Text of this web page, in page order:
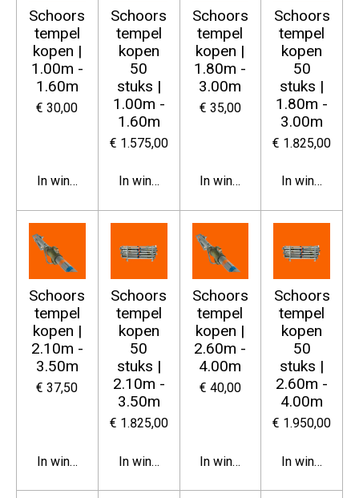
Schoors
tempel
kopen |
1.00m -
1.60m
€ 30,00
In winkelwagen
Schoors
tempel
kopen
50
stuks |
1.00m -
1.60m
€ 1.575,00
In winkelwagen
Schoors
tempel
kopen |
1.80m -
3.00m
€ 35,00
In winkelwagen
Schoors
tempel
kopen
50
stuks |
1.80m -
3.00m
€ 1.825,00
In
Schoors
tempel
kopen |
2.10m -
3.50m
€ 37,50
In winkelwagen
Schoors
tempel
kopen
50
stuks |
2.10m -
3.50m
€ 1.825,00
In winkelwagen
Schoors
tempel
kopen |
2.60m -
4.00m
€ 40,00
In winkelwagen
Schoors
tempel
kopen
50
stuks |
2.60m -
4.00m
€ 1.950,00
In